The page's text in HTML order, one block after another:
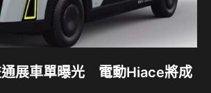
展車單曝光 電動Hiace將成